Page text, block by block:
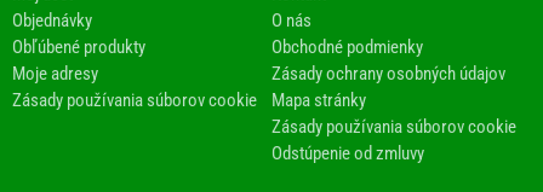
Objednávky
Obľúbené produkty
Moje adresy
Zásady používania súborov cookie
O nás
Obchodné podmienky
Zásady ochrany osobných údajov
Mapa stránky
Zásady používania súborov cookie
Odstúpenie od zmluvy